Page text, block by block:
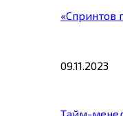
«Спринтов
09.11.2023